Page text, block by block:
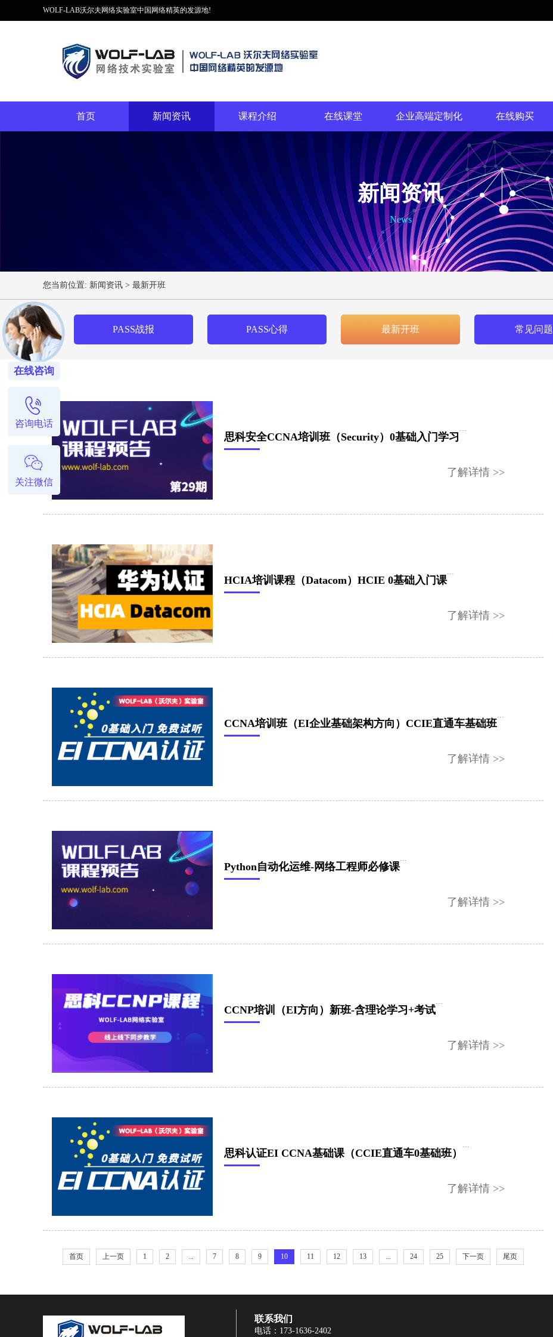
WOLF-LAB沃尔夫网络实验室中国网络精英的发源地!
首页 新闻资讯 课程介绍 在线课堂 企业高端定制化 在线购买
新闻资讯
News
您当前位置: 新闻资讯 > 最新开班
PASS战报 PASS心得 最新开班 常见问题
思科安全CCNA培训班（Security）0基础入门学习
...
了解详情 >>
HCIA培训课程（Datacom）HCIE 0基础入门课
...
了解详情 >>
CCNA培训班（EI企业基础架构方向）CCIE直通车基础班
...
了解详情 >>
Python自动化运维-网络工程师必修课
...
了解详情 >>
CCNP培训（EI方向）新班-含理论学习+考试
...
了解详情 >>
思科认证EI CCNA基础课（CCIE直通车0基础班）
...
了解详情 >>
首页 上一页 1 2 ... 7 8 9 10 11 12 13 ... 24 25 下一页 尾页
联系我们
电话：173-1636-2402
在线咨询
咨询电话
关注微信